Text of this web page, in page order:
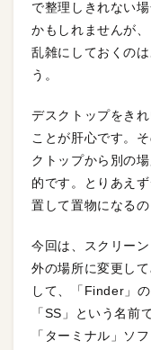
で整理しきれない
かもしれませんが
乱雑にしておくの
う。
デスクトップをき
ことが肝心です。
クトップから別の
的です。とりあえ
置して置物になる
今回は、スクリー
外の場所に変更し
して、「Finder」
「SS」という名前
「ターミナル」ソ